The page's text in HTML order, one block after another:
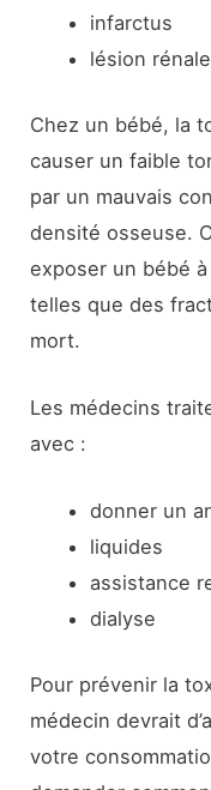
infarctus
lésion rénale
Chez un bébé, la
causer un faible
par un mauvais
densité osseuse.
exposer un bébé
telles que des
mort.
Les médecins
avec :
donner un
liquides
assistance
dialyse
Pour prévenir la
médecin devrait
votre